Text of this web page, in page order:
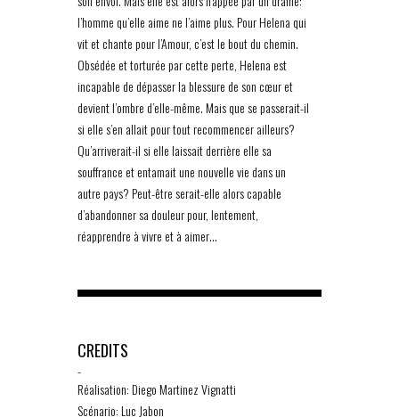
l’homme qu’elle aime ne l’aime plus. Pour Helena qui
vit et chante pour l’Amour, c’est le bout du chemin.
Obsédée et torturée par cette perte, Helena est
incapable de dépasser la blessure de son cœur et
devient l’ombre d’elle-même. Mais que se passerait-il
si elle s’en allait pour tout recommencer ailleurs?
Qu’arriverait-il si elle laissait derrière elle sa
souffrance et entamait une nouvelle vie dans un
autre pays? Peut-être serait-elle alors capable
d’abandonner sa douleur pour, lentement,
réapprendre à vivre et à aimer…
CREDITS
-
Réalisation: Diego Martinez Vignatti
Scénario: Luc Jabon